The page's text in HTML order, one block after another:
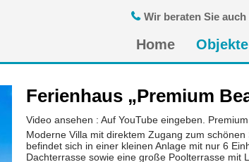
Wir beraten Sie
überspringen
Home Objekte
Ferienhaus „Premium
Video ansehen : Auf YouTube eingeben.
Moderne Villa mit direktem Zugang zum
befindet sich in einer kleinen Anlage mit nur 6
Dachterrasse sowie eine große Poolterrasse mit